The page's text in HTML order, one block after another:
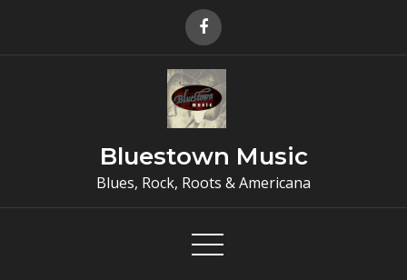
Bluestown Music
Blues, Rock, Roots & Americana